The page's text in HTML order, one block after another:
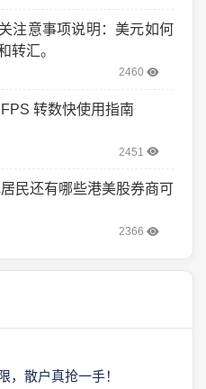
注意事项说明：美元如何
转汇。
2460
转数快使用指南
2451
民还有哪些港美股券商可
2366
，散户真抢一手！